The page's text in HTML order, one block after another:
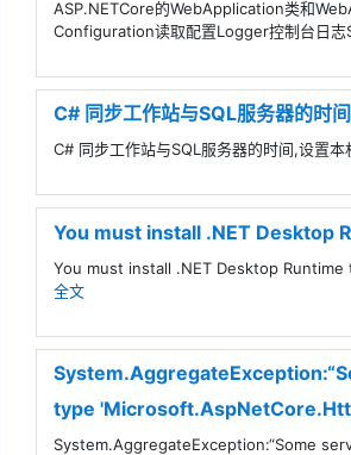
ASP.NETCore的WebApplication类和
Configuration读取配置Logger控制台日
C# 同步工作站与SQL服务器的时
C# 同步工作站与SQL服务器的时间,设置本
You must install .NET Desktop
You must install .NET Desktop
全文
type
System.AggregateException:“Some